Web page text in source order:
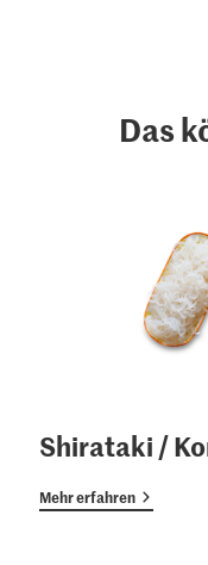
Das
Shirataki /
Mehr erfahren